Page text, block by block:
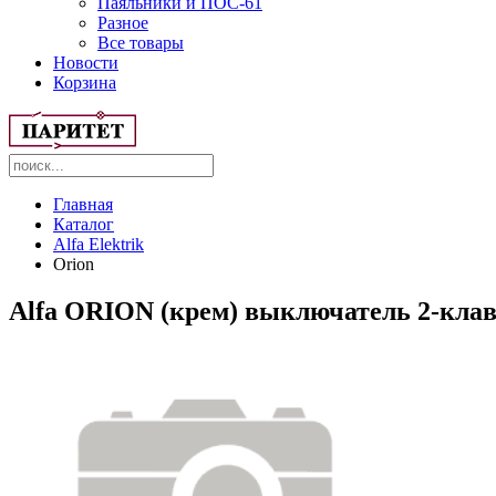
Разное
Все товары
Новости
Корзина
Главная
Каталог
Alfa Elektrik
Orion
Alfa ORION (крем) выключатель 2-